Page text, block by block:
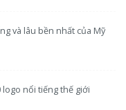
và lâu bền nhất của Mỹ
nổi tiếng thế giới